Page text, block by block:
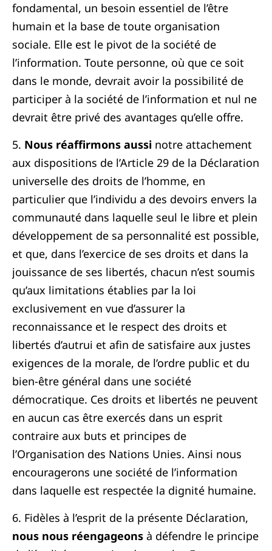
fondamental, un besoin essentiel de l’être
humain et la base de toute organisation
sociale. Elle est le pivot de la société de
l’information. Toute personne, où que ce soit
dans le monde, devrait avoir la possibilité de
participer à la société de l’information et nul ne
devrait être privé des avantages qu’elle offre.
5. Nous réaffirmons aussi notre attachement
aux dispositions de l’Article 29 de la Déclaration
universelle des droits de l’homme, en
particulier que l’individu a des devoirs envers la
communauté dans laquelle seul le libre et plein
développement de sa personnalité est possible,
et que, dans l’exercice de ses droits et dans la
jouissance de ses libertés, chacun n’est soumis
qu’aux limitations établies par la loi
exclusivement en vue d’assurer la
reconnaissance et le respect des droits et
libertés d’autrui et afin de satisfaire aux justes
exigences de la morale, de l’ordre public et du
bien-être général dans une société
démocratique. Ces droits et libertés ne peuvent
en aucun cas être exercés dans un esprit
contraire aux buts et principes de
l’Organisation des Nations Unies. Ainsi nous
encouragerons une société de l’information
dans laquelle est respectée la dignité humaine.
6. Fidèles à l’esprit de la présente Déclaration,
nous nous réengageons à défendre le principe